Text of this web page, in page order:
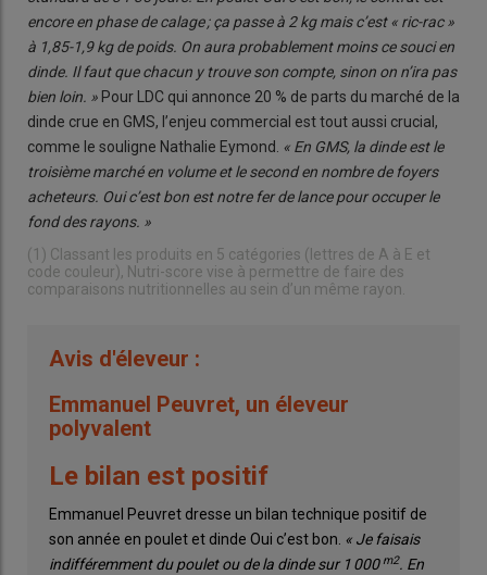
encore en phase de calage ; ça passe à 2 kg mais c’est « ric-rac »
à 1,85-1,9 kg de poids. On aura probablement moins ce souci en
dinde. Il faut que chacun y trouve son compte, sinon on n’ira pas
bien loin. » Pour LDC qui annonce 20 % de parts du marché de la
dinde crue en GMS, l’enjeu commercial est tout aussi crucial,
comme le souligne Nathalie Eymond. « En GMS, la dinde est le
troisième marché en volume et le second en nombre de foyers
acheteurs. Oui c’est bon est notre fer de lance pour occuper le
fond des rayons. »
(1) Classant les produits en 5 catégories (lettres de A à E et
code couleur), Nutri-score vise à permettre de faire des
comparaisons nutritionnelles au sein d’un même rayon.
Avis d'éleveur :
Emmanuel Peuvret, un éleveur
polyvalent
Le bilan est positif
Emmanuel Peuvret dresse un bilan technique positif de
son année en poulet et dinde Oui c’est bon. « Je faisais
indifféremment du poulet ou de la dinde sur 1 000 m2. En